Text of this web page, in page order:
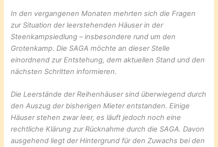
In den vergangenen Monaten mehrten sich die Fragen
zur Situation der leerstehenden Häuser in der
Steenkampsiedlung – insbesondere rund um den
Grotenkamp. Die SAGA möchte an dieser Stelle
einordnend zur Entstehung, dem aktuellen Stand und den
nächsten Schritten informieren.
Die Leerstände der Reihenhäuser sind überwiegend durch
den Auszug der bisherigen Mieter entstanden. Einige
Häuser stehen zwar leer, es läuft jedoch noch eine
rechtliche Klärung zur Rücknahme durch die SAGA. Davon
ausgehend liegt der Hintergrund für den Zuwachs bei den